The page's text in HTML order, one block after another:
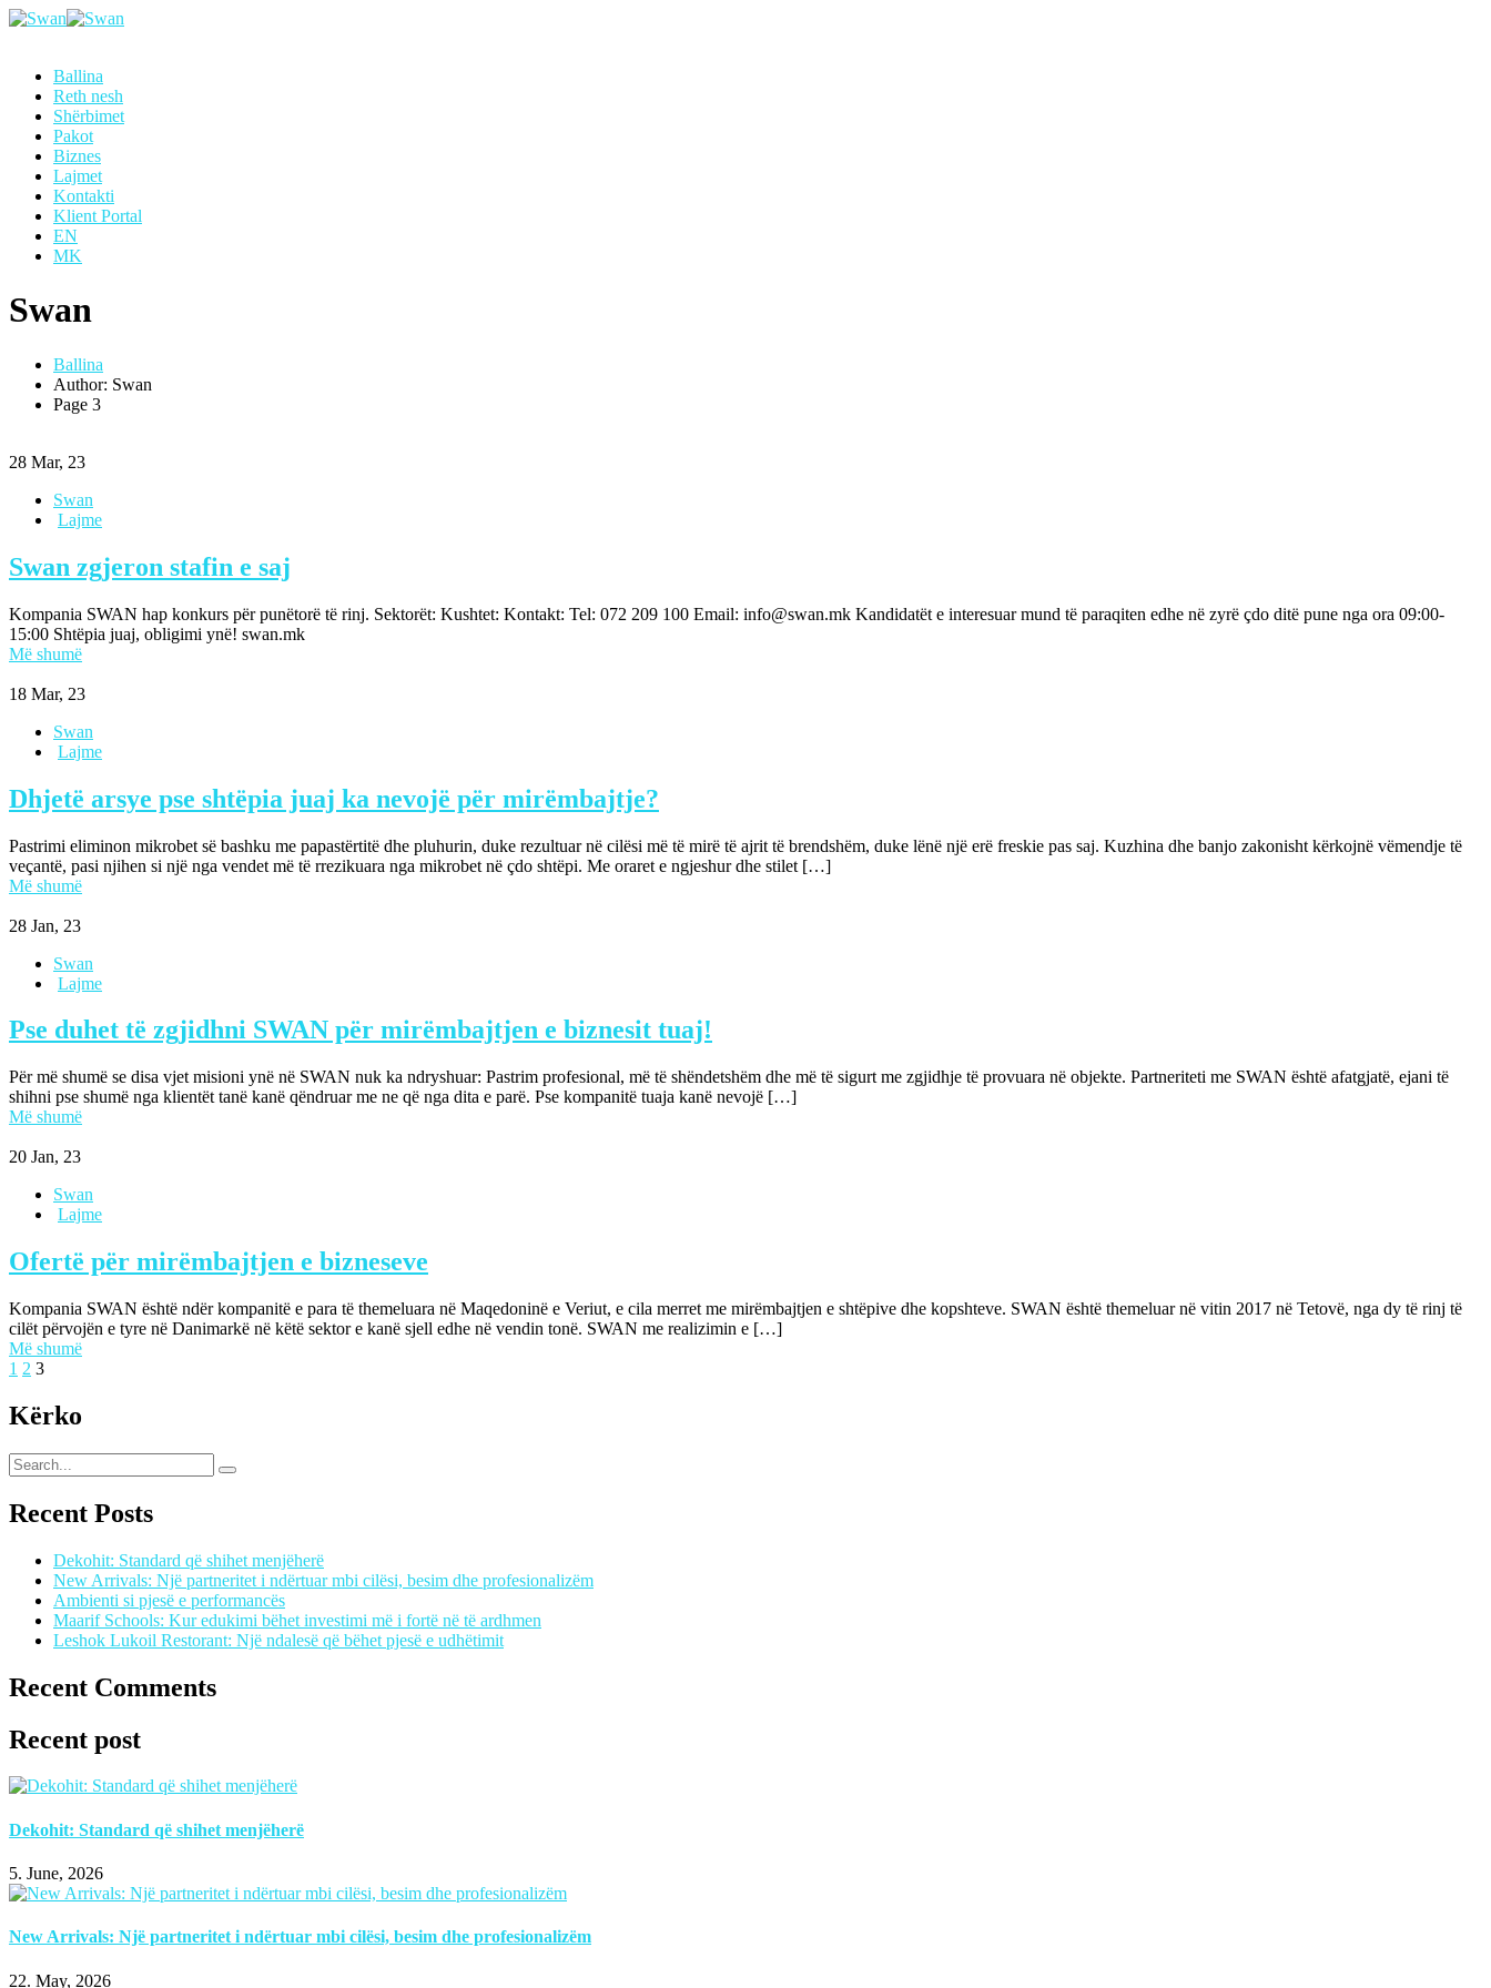
Ballina
Reth nesh
Shërbimet
Pakot
Biznes
Lajmet
Kontakti
Klient Portal
EN
MK
Swan
Ballina
Author: Swan
Page 3
28 Mar, 23
Swan
Lajme
Swan zgjeron stafin e saj
Kompania SWAN hap konkurs për punëtorë të rinj. Sektorët: Kushtet: Kontakt: Tel: 072 209 100 Email: info@swan.mk Kandidatët e interesuar mund të paraqiten edhe në zyrë çdo ditë pune nga ora 09:00-
15:00 Shtëpia juaj, obligimi ynë! swan.mk
Më shumë
18 Mar, 23
Swan
Lajme
Dhjetë arsye pse shtëpia juaj ka nevojë për mirëmbajtje?
Pastrimi eliminon mikrobet së bashku me papastërtitë dhe pluhurin, duke rezultuar në cilësi më të mirë të ajrit të brendshëm, duke lënë një erë freskie pas saj. Kuzhina dhe banjo zakonisht kërkojnë vëmendje të
veçantë, pasi njihen si një nga vendet më të rrezikuara nga mikrobet në çdo shtëpi. Me oraret e ngjeshur dhe stilet […]
Më shumë
28 Jan, 23
Swan
Lajme
Pse duhet të zgjidhni SWAN për mirëmbajtjen e biznesit tuaj!
Për më shumë se disa vjet misioni ynë në SWAN nuk ka ndryshuar: Pastrim profesional, më të shëndetshëm dhe më të sigurt me zgjidhje të provuara në objekte. Partneriteti me SWAN është afatgjatë, ejani të
shihni pse shumë nga klientët tanë kanë qëndruar me ne që nga dita e parë. Pse kompanitë tuaja kanë nevojë […]
Më shumë
20 Jan, 23
Swan
Lajme
Ofertë për mirëmbajtjen e bizneseve
Kompania SWAN është ndër kompanitë e para të themeluara në Maqedoninë e Veriut, e cila merret me mirëmbajtjen e shtëpive dhe kopshteve. SWAN është themeluar në vitin 2017 në Tetovë, nga dy të rinj të
cilët përvojën e tyre në Danimarkë në këtë sektor e kanë sjell edhe në vendin tonë. SWAN me realizimin e […]
Më shumë
1 2 3
Kërko
Recent Posts
Dekohit: Standard që shihet menjëherë
New Arrivals: Një partneritet i ndërtuar mbi cilësi, besim dhe profesionalizëm
Ambienti si pjesë e performancës
Maarif Schools: Kur edukimi bëhet investimi më i fortë në të ardhmen
Leshok Lukoil Restorant: Një ndalesë që bëhet pjesë e udhëtimit
Recent Comments
Recent post
Dekohit: Standard që shihet menjëherë
5. June, 2026
New Arrivals: Një partneritet i ndërtuar mbi cilësi, besim dhe profesionalizëm
22. May, 2026